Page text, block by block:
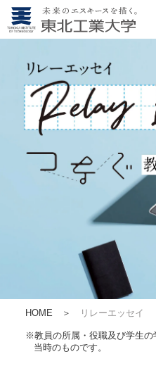
※教員の所属・役職及び学生
当時のものです。
HOME ＞ リレーエッセイ